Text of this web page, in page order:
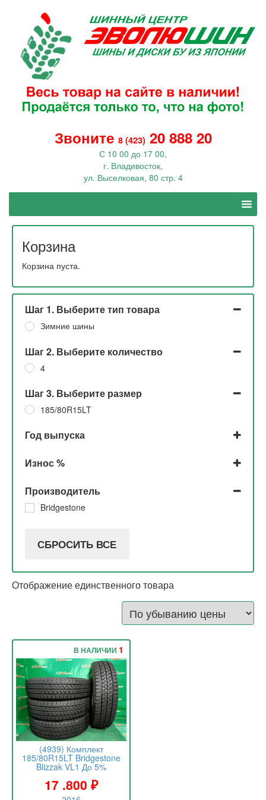
Звоните 8 (423) 20 888 20
С 10 00 до 17 00,
г. Владивосток,
ул. Выселковая, 80 стр. 4
Корзина
Корзина пуста.
Шаг 1. Выберите тип товара
Зимние шины
Шаг 2. Выберите количество
4
Шаг 3. Выберите размер
185/80R15LT
Год выпуска
Износ %
Производитель
Bridgestone
СБРОСИТЬ ВСЕ
Отображение единственного товара
(4939) Комплект
185/80R15LT Bridgestone
Blizzak VL1 До 5%
17 .800 ₽
В НАЛИЧИИ 1